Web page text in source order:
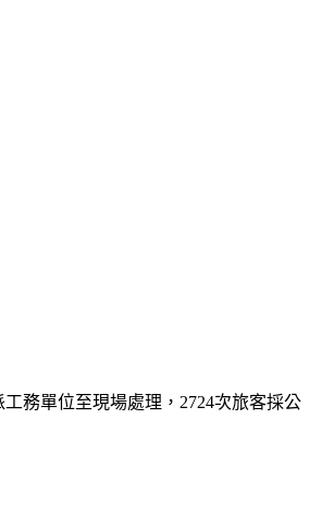
務單位至現場處理，2724次旅客採公